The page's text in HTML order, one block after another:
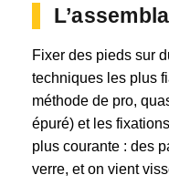
Fixer des pieds sur
techniques les plus
méthode de pro,
épuré) et les
plus courante : des
verre, et on vient